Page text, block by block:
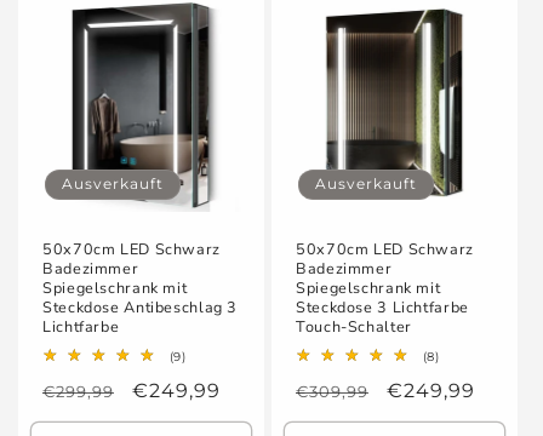
Ausverkauft
50x70cm LED Schwarz
Badezimmer
Spiegelschrank mit
Steckdose Antibeschlag 3
Lichtfarbe
(9)9
insgesamt
Normaler
Preis
€299,99 Verkaufspreis
€249,99
Ausverkauft
50x70cm LED Schwarz
Badezimmer
Spiegelschrank mit
Steckdose 3 Lichtfarbe
Touch-Schalter
(8)8
insgesamt
Normaler
Preis
€309,99 Verkaufspreis
€249,99